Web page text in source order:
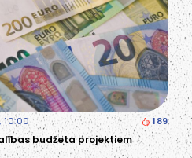
10:00 189
budžeta projektiem